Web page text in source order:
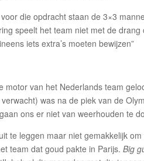
die opdracht staan de 3×3
speelt het team niet met de
iets extra’s moeten bewijzen”
van het Nederlands team
was na de piek van de
ons er niet van weerhouden te
te leggen maar niet gemakkelijk
team dat goud pakte in Parijs.Big